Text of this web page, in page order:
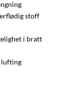
stoff
i bratt
lufting